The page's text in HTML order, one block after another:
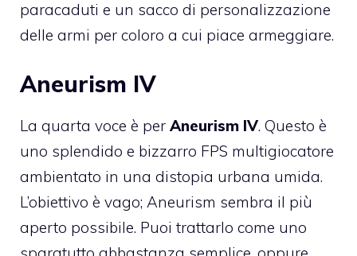
paracaduti e un sacco di personalizzazione
delle armi per coloro a cui piace armeggiare.
Aneurism IV
La quarta voce è per Aneurism IV. Questo è
uno splendido e bizzarro FPS multigiocatore
ambientato in una distopia urbana umida.
L’obiettivo è vago; Aneurism sembra il più
aperto possibile. Puoi trattarlo come uno